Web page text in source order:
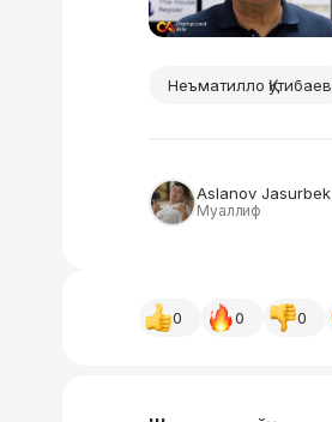
Неъматилло Қутибаев
Aslanov Jasurbek
Муаллиф
0 0 0